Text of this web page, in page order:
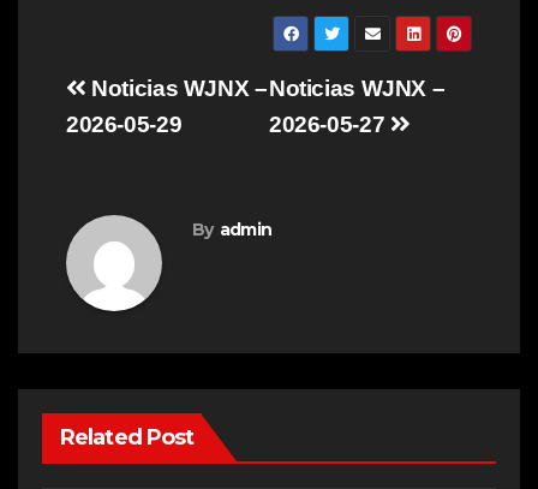
Post
navigation
Noticias WJNX –
2026-05-27
Noticias WJNX –
2026-05-29
By admin
Related Post